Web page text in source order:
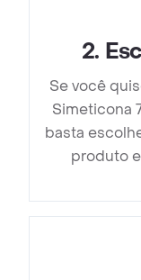
2.
Se você
Simeticona
basta
produto